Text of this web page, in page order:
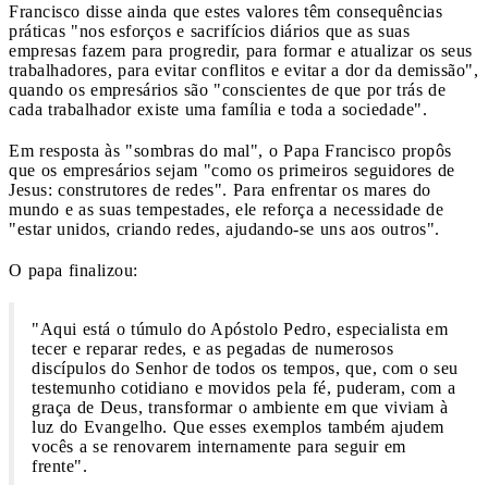
Francisco disse ainda que estes valores têm consequências
práticas "nos esforços e sacrifícios diários que as suas
empresas fazem para progredir, para formar e atualizar os seus
trabalhadores, para evitar conflitos e evitar a dor da demissão",
quando os empresários são "conscientes de que por trás de
cada trabalhador existe uma família e toda a sociedade".
Em resposta às "sombras do mal", o Papa Francisco propôs
que os empresários sejam "como os primeiros seguidores de
Jesus: construtores de redes". Para enfrentar os mares do
mundo e as suas tempestades, ele reforça a necessidade de
"estar unidos, criando redes, ajudando-se uns aos outros".
O papa finalizou:
"Aqui está o túmulo do Apóstolo Pedro, especialista em
tecer e reparar redes, e as pegadas de numerosos
discípulos do Senhor de todos os tempos, que, com o seu
testemunho cotidiano e movidos pela fé, puderam, com a
graça de Deus, transformar o ambiente em que viviam à
luz do Evangelho. Que esses exemplos também ajudem
vocês a se renovarem internamente para seguir em
frente".